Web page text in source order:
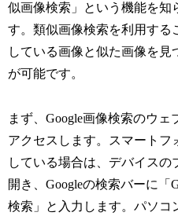
似画像検索」という機能を知
す。類似画像検索を利用する
している画像と似た画像を見
が可能です。
まず、Google画像検索のウェ
アクセスします。スマートフ
している場合は、デバイスの
開き、Googleの検索バーに「
検索」と入力します。パソコ